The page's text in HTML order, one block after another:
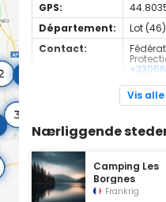
GPS:
Département:
Lot (46)
Contact:
catégorie piscicole à cet
Vis
Nærliggende
Camping Les
Borgnes
Frankrig